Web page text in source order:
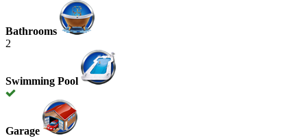
Bathrooms
2
Swimming Pool
Garage